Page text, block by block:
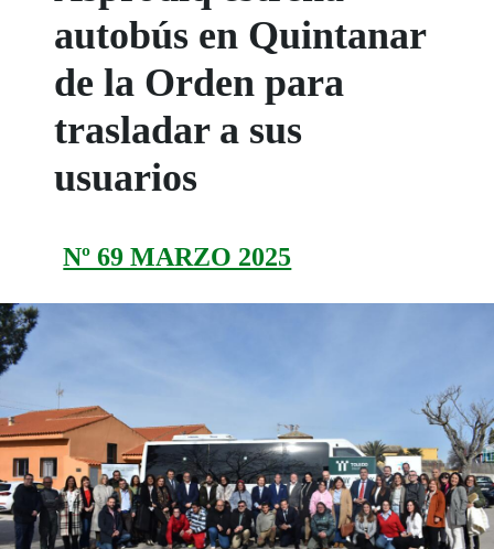
autobús en Quintanar
de la Orden para
trasladar a sus
usuarios
Nº 69 MARZO 2025